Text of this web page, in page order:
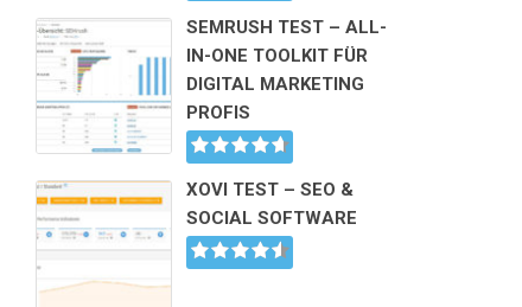
SEMRUSH TEST – ALL-
IN-ONE TOOLKIT FÜR
DIGITAL MARKETING
PROFIS
XOVI TEST – SEO &
SOCIAL SOFTWARE